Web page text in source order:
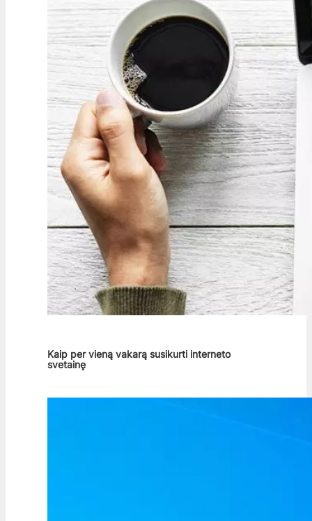
Kaip per vieną vakarą susikurti interneto
svetainę